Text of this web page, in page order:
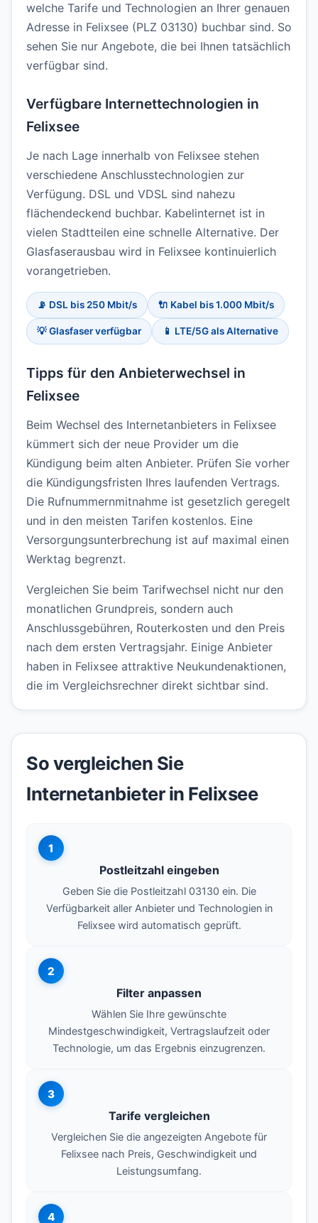
welche Tarife und Technologien an Ihrer genauen
Adresse in Felixsee (PLZ 03130) buchbar sind. So
sehen Sie nur Angebote, die bei Ihnen tatsächlich
verfügbar sind.
Verfügbare Internettechnologien in
Felixsee
Je nach Lage innerhalb von Felixsee stehen
verschiedene Anschlusstechnologien zur
Verfügung. DSL und VDSL sind nahezu
flächendeckend buchbar. Kabelinternet ist in
vielen Stadtteilen eine schnelle Alternative. Der
Glasfaserausbau wird in Felixsee kontinuierlich
vorangetrieben.
📡 DSL bis 250 Mbit/s 🔌 Kabel bis 1.000 Mbit/s
💡 Glasfaser verfügbar 📱 LTE/5G als Alternative
Tipps für den Anbieterwechsel in
Felixsee
Beim Wechsel des Internetanbieters in Felixsee
kümmert sich der neue Provider um die
Kündigung beim alten Anbieter. Prüfen Sie vorher
die Kündigungsfristen Ihres laufenden Vertrags.
Die Rufnummernmitnahme ist gesetzlich geregelt
und in den meisten Tarifen kostenlos. Eine
Versorgungsunterbrechung ist auf maximal einen
Werktag begrenzt.
Vergleichen Sie beim Tarifwechsel nicht nur den
monatlichen Grundpreis, sondern auch
Anschlussgebühren, Routerkosten und den Preis
nach dem ersten Vertragsjahr. Einige Anbieter
haben in Felixsee attraktive Neukundenaktionen,
die im Vergleichsrechner direkt sichtbar sind.
So vergleichen Sie
Internetanbieter in Felixsee
1
Postleitzahl eingeben
Geben Sie die Postleitzahl 03130 ein. Die
Verfügbarkeit aller Anbieter und Technologien in
Felixsee wird automatisch geprüft.
2
Filter anpassen
Wählen Sie Ihre gewünschte
Mindestgeschwindigkeit, Vertragslaufzeit oder
Technologie, um das Ergebnis einzugrenzen.
3
Tarife vergleichen
Vergleichen Sie die angezeigten Angebote für
Felixsee nach Preis, Geschwindigkeit und
Leistungsumfang.
4